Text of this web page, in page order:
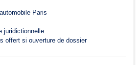
Paris
juridictionnelle
offert si ouverture de dossier